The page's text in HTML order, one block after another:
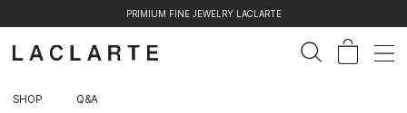
PRIMIUM FINE JEWELRY LACLARTE
SHOP Q&A